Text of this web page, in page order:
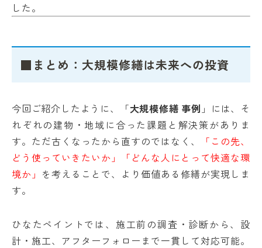
した。
■まとめ：大規模修繕は未来への投資
今回ご紹介したように、「大規模修繕 事例 」には、そ
れぞれの建物・地域に合った課題と解決策がありま
す。ただ古くなったから直すのではなく、
「この先、
どう使っていきたいか」「どんな人にとって快適な環
境か」 を考えることで、より価値ある修繕が実現しま
す。
ひなたペイントでは、施工前の調査・診断から、設
計・施工、アフターフォローまで一貫して対応可能。